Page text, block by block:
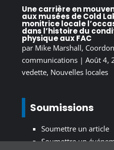
Une carrière en
aux musées de Cold
monitrice locale
dans l’histoire du
physique aux FAC
par Mike Marshall,
communications| Août 4,
vedette, Nouvelles locales
Soumissions
Soumettre un article
Soumettre un